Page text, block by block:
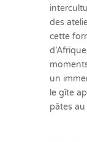
des
cette
un
le gîte
pâtes